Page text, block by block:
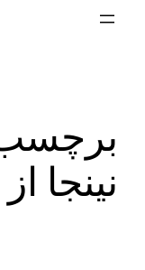
نینجا